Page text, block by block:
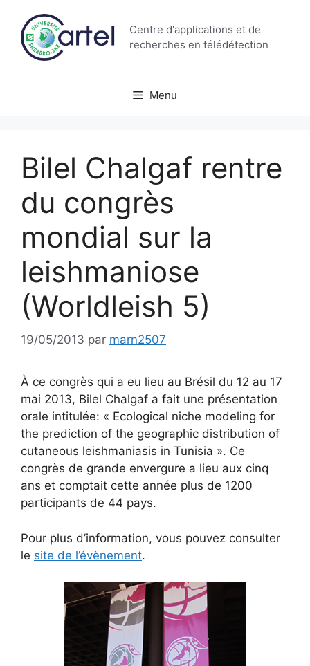
contenu
Centre d'applications et de
recherches en télédétection
Menu
Bilel Chalgaf rentre
du congrès
mondial sur la
leishmaniose
(Worldleish 5)
19/05/2013 par marn2507
À ce congrès qui a eu lieu au Brésil du 12 au 17
mai 2013, Bilel Chalgaf a fait une présentation
orale intitulée: « Ecological niche modeling for
the prediction of the geographic distribution of
cutaneous leishmaniasis in Tunisia ». Ce
congrès de grande envergure a lieu aux cinq
ans et comptait cette année plus de 1200
participants de 44 pays.
Pour plus d’information, vous pouvez consulter
le site de l’évènement.